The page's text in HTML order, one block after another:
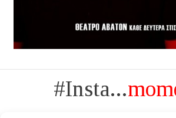
#Insta...